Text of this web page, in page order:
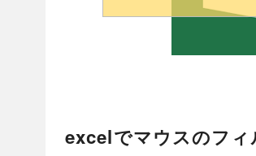
excelでマウスのフィ